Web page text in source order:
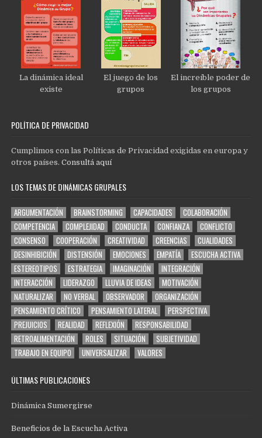
La dinámica ideal
existe
El juego de los
grupos
El increíble poder de
los grupos
POLÍTICA DE PRIVACIDAD
Cumplimos con las Políticas de Privacidad exigidas en europa y
otros países.Consultá aquí
LOS TEMAS DE DINÁMICAS GRUPALES
ARGUMENTACIÓN BRAINSTORMING CAPACIDADES
COLABORACIÓN
COMPETENCIA
COMPLEJIDAD CONDUCTA CONFIANZA
CONFLICTO
CONSENSO
COOPERACIÓN CREATIVIDAD CREENCIAS
CUALIDADES
DESINHIBICIÓN
DISTENSIÓN EMOCIONES EMPATÍA
ESCUCHA ACTIVA
ESTEREOTIPOS
ESTRATEGIA IMAGINACIÓN
INTEGRACIÓN
INTERACCIÓN
LIDERAZGO LLUVIA DE IDEAS
MOTIVACIÓN
NATURALIZAR
NO VERBAL OBSERVADOR
ORGANIZACIÓN
PENSAMIENTO CRÍTICO
PENSAMIENTO LATERAL
PERSPECTIVA
PREJUICIOS
REALIDAD REFLEXIÓN
RESPONSABILIDAD
RETROALIMENTACIÓN
ROLES SITUACIÓN
SUBJETIVIDAD
TRABAJO EN EQUIPO
UNIVERSALIZAR VALORES
ÚLTIMAS PUBLICACIONES
Dinámica Sumergirse
Beneficios de la Escucha Activa